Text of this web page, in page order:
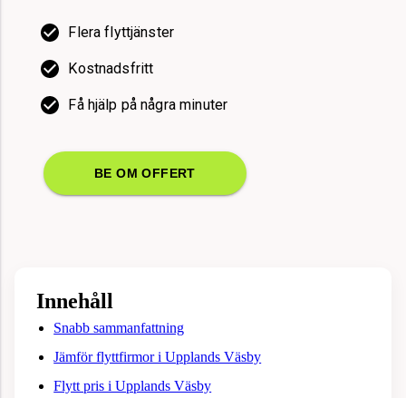
Flera flyttjänster
Kostnadsfritt
Få hjälp på några minuter
BE OM OFFERT
Innehåll
Snabb sammanfattning
Jämför flyttfirmor i Upplands Väsby
Flytt pris i Upplands Väsby